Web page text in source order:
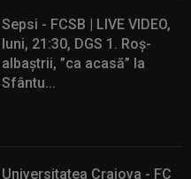
Sepsi - FCSB | LIVE VIDEO,
luni, 21:30, DGS 1. Roș-
albaștrii, ”ca acasă” la
Sfântu...
Universitatea Craiova - FC